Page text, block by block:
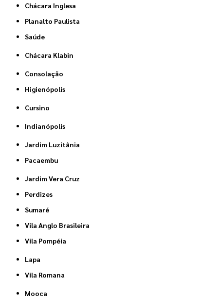
Chácara Inglesa
Planalto Paulista
Saúde
Chácara Klabin
Consolação
Higienópolis
Cursino
Indianópolis
Jardim Luzitânia
Pacaembu
Jardim Vera Cruz
Perdizes
Sumaré
Vila Anglo Brasileira
Vila Pompéia
Lapa
Vila Romana
Mooca